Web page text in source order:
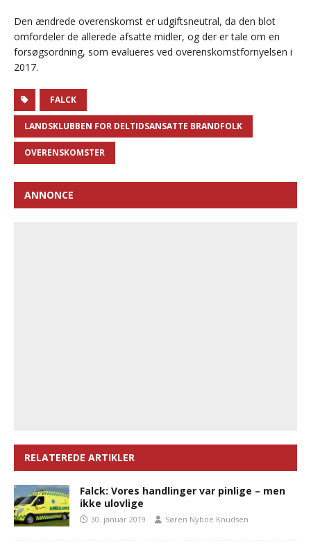
Den ændrede overenskomst er udgiftsneutral, da den blot
omfordeler de allerede afsatte midler, og der er tale om en
forsøgsordning, som evalueres ved overenskomstfornyelsen i
2017.
FALCK
LANDSKLUBBEN FOR DELTIDSANSATTE BRANDFOLK
OVERENSKOMSTER
ANNONCE
RELATEREDE ARTIKLER
Falck: Vores handlinger var pinlige – men
ikke ulovlige
30. januar 2019 Søren Nyboe Knudsen